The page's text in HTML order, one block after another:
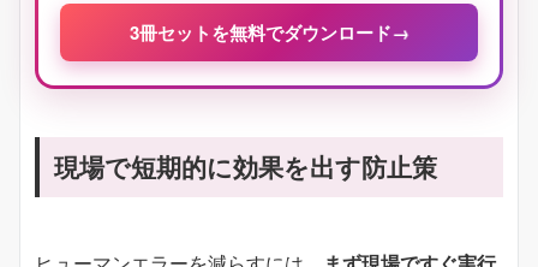
3冊セットを無料でダウンロード →
現場で短期的に効果を出す防止策